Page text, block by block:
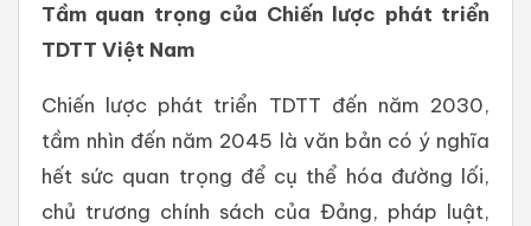
Tầm quan trọng của Chiến lược phát triển
TDTT Việt Nam
Chiến lược phát triển TDTT đến năm 2030,
tầm nhìn đến năm 2045 là văn bản có ý nghĩa
hết sức quan trọng để cụ thể hóa đường lối,
chủ trương chính sách của Đảng, pháp luật,